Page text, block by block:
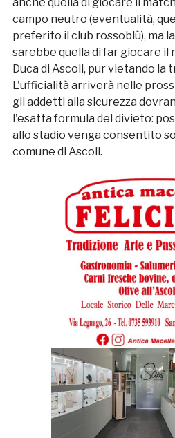
anche quella di giocare il
campo neutro (eventualità,
preferito il club rossoblù), ma
sarebbe quella di far giocare il
Duca di Ascoli, pur vietando la
L'ufficialità arriverà nelle
gli addetti alla sicurezza
l'esatta formula del divieto:
allo stadio venga consentito
comune di Ascoli.